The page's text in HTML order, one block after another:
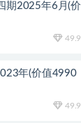
期2025年6月(价
49.9
年(价值4990
49.9